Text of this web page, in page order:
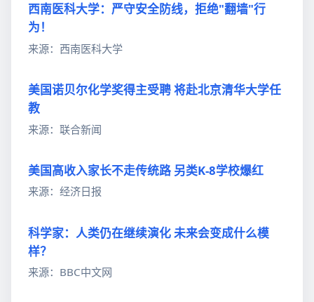
西南医科大学：严守安全防线，拒绝"翻墙"行
为！
来源：西南医科大学
美国诺贝尔化学奖得主受聘 将赴北京清华大学任
教
来源：联合新闻
美国高收入家长不走传统路 另类K-8学校爆红
来源：经济日报
科学家：人类仍在继续演化 未来会变成什么模
样？
来源：BBC中文网